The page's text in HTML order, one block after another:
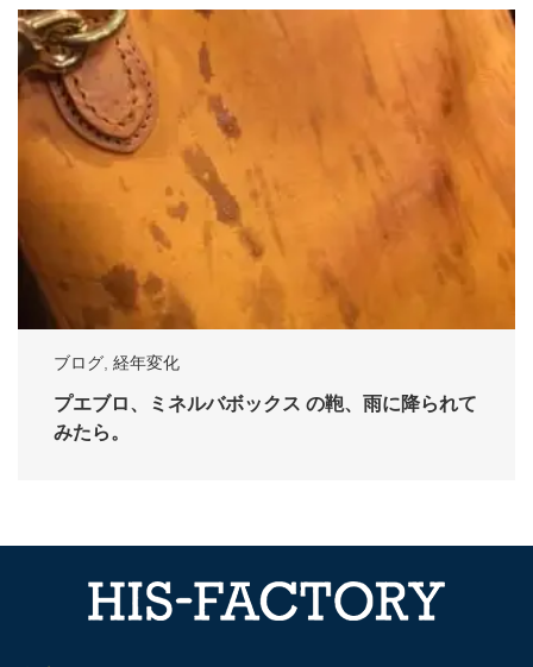
ブログ, 経年変化
プエブロ、ミネルバボックス の鞄、雨に降られて
みたら。